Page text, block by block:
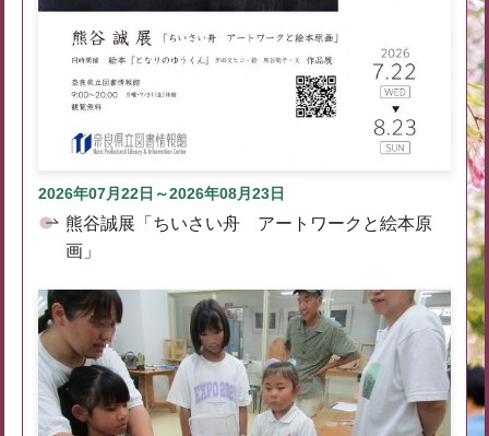
2026年07月22日～2026年08月23日
熊谷誠展「ちいさい舟 アートワークと絵本原
画」